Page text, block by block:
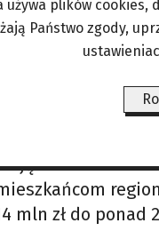
37 procent
kładzie też
bez zmian.
mln zł do ponad
używa plików cookies,
Państwo zgody,